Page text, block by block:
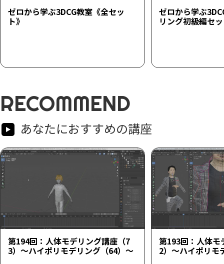
ゼロから学ぶ3DCG教室《全セッ
ト》
ゼロから学ぶ
リング初級編セ
RECOMMEND
あなたにおすすめの講座
第194回：人体モデリング講座（7
3）～ハイポリモデリング（64）～
第193回：人体モ
2）～ハイポリモ